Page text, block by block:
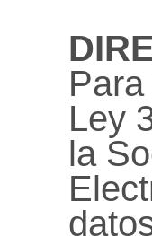
Ley
la